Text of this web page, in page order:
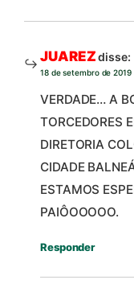
JUAREZdisse:
18 de setembro de 2019
VERDADE… A
TORCEDORES
DIRETORIA
CIDADE
ESTAMOS
PAIÔOOOOO.
Responder